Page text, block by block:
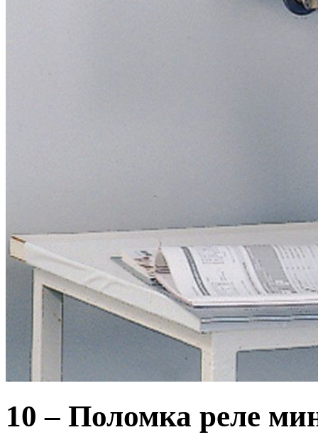
10 – Поломка реле